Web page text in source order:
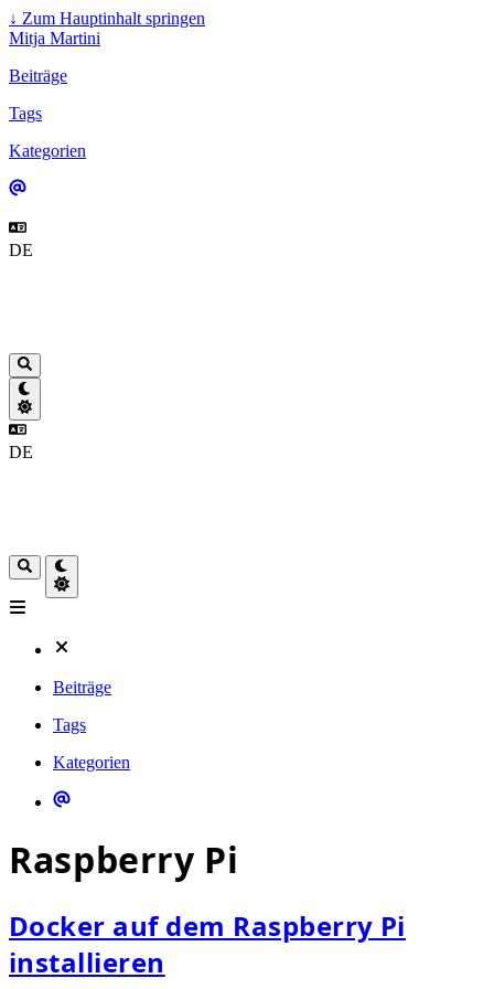
↓ Zum Hauptinhalt springen
Mitja Martini
Beiträge
Tags
Kategorien
DE
DE
Beiträge
Tags
Kategorien
Raspberry Pi
Docker auf dem Raspberry Pi
installieren